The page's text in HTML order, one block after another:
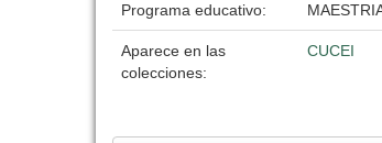
Programa educativo:
Aparece en las
colecciones:
CUCEI